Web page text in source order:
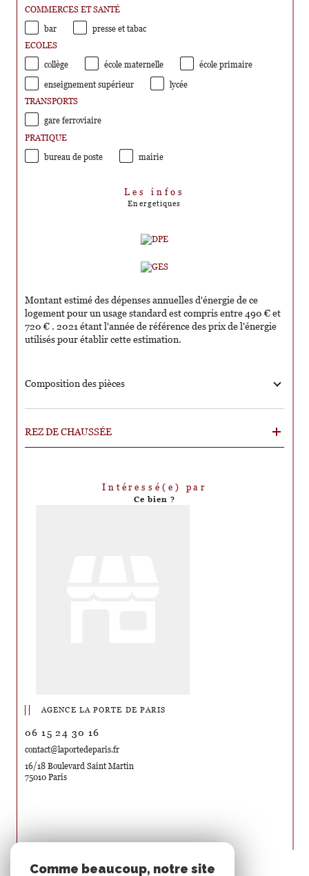
COMMERCES ET SANTÉ
bar
presse et tabac
ECOLES
collège
école maternelle école primaire
enseignement supérieur
lycée
TRANSPORTS
gare ferroviaire
PRATIQUE
bureau de poste
mairie
Les infos
Energetiques
Montant estimé des dépenses annuelles d'énergie de ce
logement pour un usage standard est compris entre 490 € et
720 € . 2021 étant l'année de référence des prix de l'énergie
utilisés pour établir cette estimation.
Composition des pièces
REZ DE CHAUSSÉE
Intéressé(e) par
Ce bien ?
AGENCE LA PORTE DE PARIS
06 15 24 30 16
contact@laportedeparis.fr
16/18 Boulevard Saint Martin
75010 Paris
Nous suivre sur
Comme beaucoup, notre site